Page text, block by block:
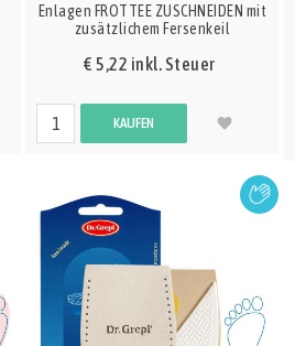
Enlagen FROTTEE ZUSCHNEIDEN mit
zusätzlichem Fersenkeil
€ 5,22 inkl. Steuer
KAUFEN